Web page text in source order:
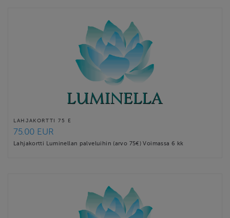
LAHJAKORTTI 75 E
75.00 EUR
Lahjakortti Luminellan palveluihin (arvo 75€) Voimassa 6 kk